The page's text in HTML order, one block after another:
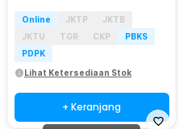
Online JKTP
JKTB
JKTU
TGR CKP
PBKS
PDPK
Lihat Ketersediaan Stok
+ Keranjang